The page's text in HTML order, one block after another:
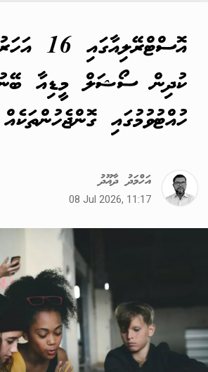
ކުދިން ސޯޝަލް މީޑިއާ
ހުއްޓުވުމުގައި ގޮންޖެހުންތަކެއް
އަހްމަދު ދާއޫދު
08 Jul 2026, 11:17